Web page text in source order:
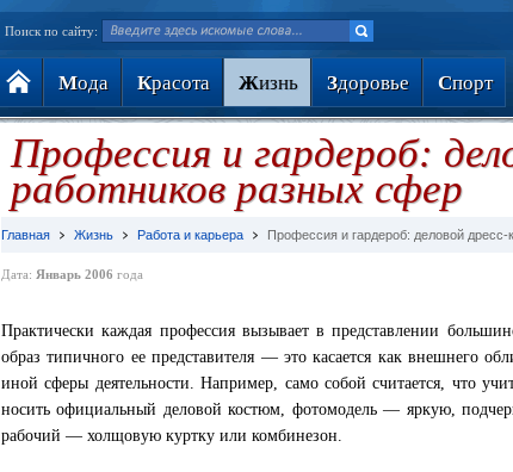
Поиск по сайту:
Мода Красота Жизнь Здоровье Спорт
Профессия и гардероб:
работников разных сфер
Главная Жизнь Работа и карьера Профессия и гардероб: деловой дресс-
Дата: Январь 2006 года
Практически каждая профессия вызывает в представлении
образ типичного ее представителя — это касается как внешнего
иной сферы деятельности. Например, само собой считается, что
носить официальный деловой костюм, фотомодель — яркую,
рабочий — холщовую куртку или комбинезон.